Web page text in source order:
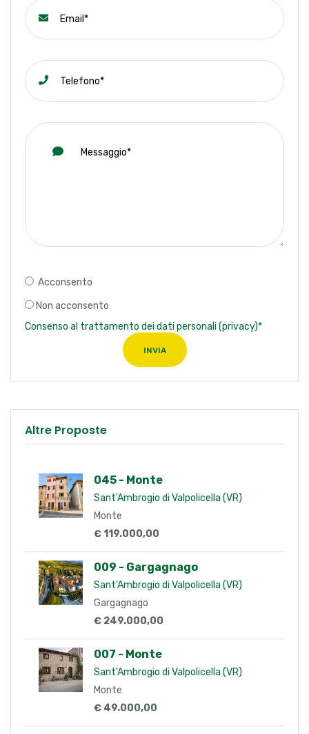
Acconsento
Non acconsento
Consenso al trattamento dei dati personali (privacy)*
INVIA
Altre Proposte
045 - Monte
Sant'Ambrogio di Valpolicella (VR)
Monte
€ 119.000,00
009 - Gargagnago
Sant'Ambrogio di Valpolicella (VR)
Gargagnago
€ 249.000,00
007 - Monte
Sant'Ambrogio di Valpolicella (VR)
Monte
€ 49.000,00